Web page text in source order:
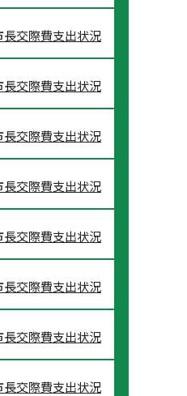
交際費支出状況
交際費支出状況
交際費支出状況
交際費支出状況
交際費支出状況
交際費支出状況
交際費支出状況
交際費支出状況